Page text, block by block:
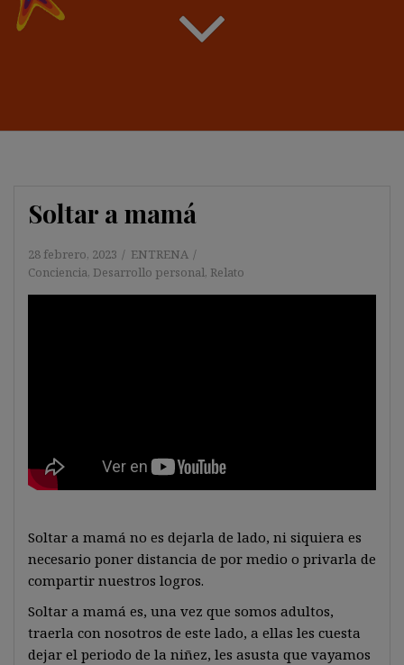
Soltar a mamá
28 febrero, 2023
ENTRENA
Conciencia, Desarrollo personal, Relato
Soltar a mamá no es dejarla de lado, ni siquiera es
necesario poner distancia de por medio o privarla de
compartir nuestros logros.
Soltar a mamá es, una vez que somos adultos,
traerla con nosotros de este lado, a ellas les cuesta
dejar el periodo de la niñez, les asusta que vayamos